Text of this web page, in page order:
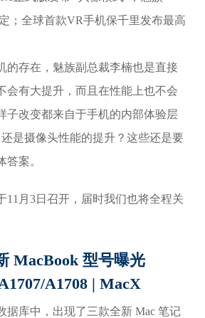
的存在，魅族副总裁李楠也是直接
会有大提升，而且在性能上也不会
子改变都来自于手机的内部体验层
是摄像头性能的提升？这些还是要
答案。
11月3日召开，届时我们也将全程关
MacBook 型号曝光
A1708 | MacX
据库中，出现了三款全新 Mac 笔记